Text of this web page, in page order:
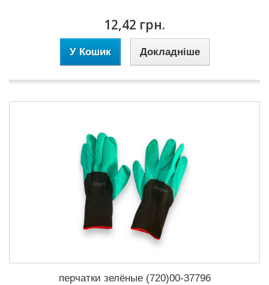
12,42 грн.
У Кошик Докладніше
перчатки зелёные (720)00-37796